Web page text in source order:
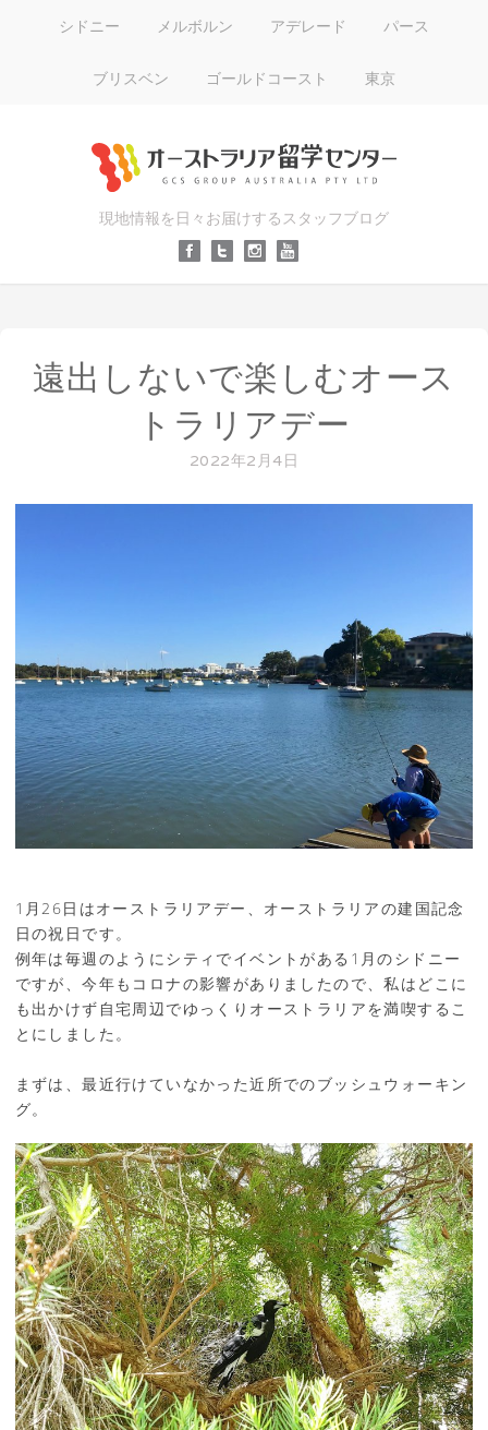
シドニー メルボルン アデレード パース
ブリスベン ゴールドコースト 東京
現地情報を日々お届けするスタッフブログ
遠出しないで楽しむオース
トラリアデー
2022年2月4日
1月26日はオーストラリアデー、オーストラリアの建国記念
日の祝日です。
例年は毎週のようにシティでイベントがある1月のシドニー
ですが、今年もコロナの影響がありましたので、私はどこに
も出かけず自宅周辺でゆっくりオーストラリアを満喫するこ
とにしました。
まずは、最近行けていなかった近所でのブッシュウォーキン
グ。